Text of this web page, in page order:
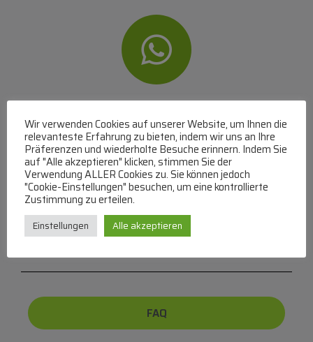
Mit WhatsApp Kontakt mit dem Service Team
aufnehmen
(MO-DO 8-17, FR 8-15 Uhr,+43 1 267 67 60
Bei uns können Sie bezahlen per:
Überweisung
PayPal
FAQ
Wir verwenden Cookies auf unserer Website, um Ihnen die
relevanteste Erfahrung zu bieten, indem wir uns an Ihre
Präferenzen und wiederholte Besuche erinnern. Indem Sie
auf "Alle akzeptieren" klicken, stimmen Sie der
Verwendung ALLER Cookies zu. Sie können jedoch
"Cookie-Einstellungen" besuchen, um eine kontrollierte
Zustimmung zu erteilen.
Einstellungen Alle akzeptieren